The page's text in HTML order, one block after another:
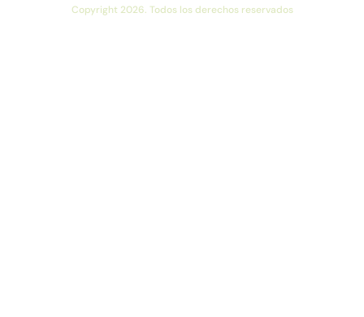
Copyright 2026. Todos los derechos reservados